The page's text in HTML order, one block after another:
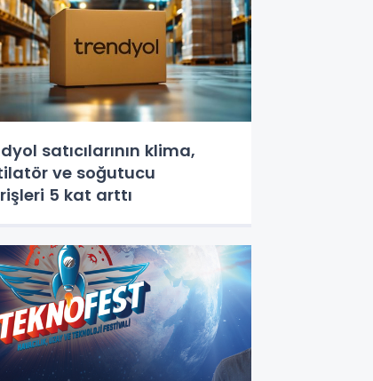
satıcılarının klima,
‎ve soğutucu
5 kat arttı